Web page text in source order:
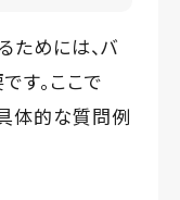
ためには、バ
す。ここで
体的な質問例